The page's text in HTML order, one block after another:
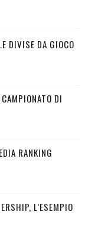
DIVISE DA GIOCO
DI
RANKING
L’ESEMPIO